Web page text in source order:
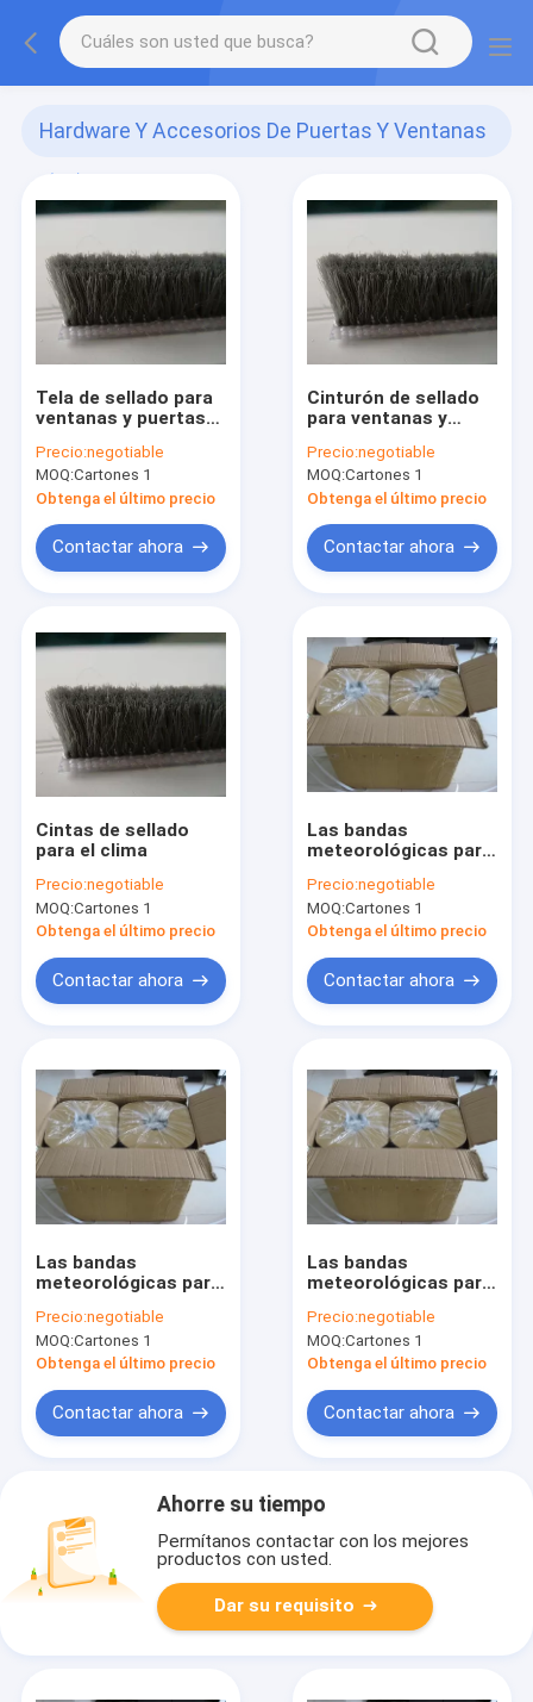
Hardware Y Accesorios De Puertas Y Ventanas
Tela de sellado para
ventanas y puertas
PP
Precio:negotiable
MOQ:Cartones 1
Obtenga el último precio
Contactar ahora
Cinturón de sellado
para ventanas y
Precio:negotiable
MOQ:Cartones 1
Obtenga el último precio
Contactar ahora
Cintas de sellado
para el clima
Precio:negotiable
MOQ:Cartones 1
Obtenga el último precio
Contactar ahora
Las bandas
meteorológicas para
de plástico
Precio:negotiable
MOQ:Cartones 1
Obtenga el último precio
Contactar ahora
Las bandas
meteorológicas para
Precio:negotiable
MOQ:Cartones 1
Obtenga el último precio
Contactar ahora
Las bandas
meteorológicas para
puertas y ventanas
de plástico
Precio:negotiable
MOQ:Cartones 1
Obtenga el último precio
Contactar ahora
Ahorre su tiempo
Permítanos contactar con los mejores
productos con usted.
Dar su requisito